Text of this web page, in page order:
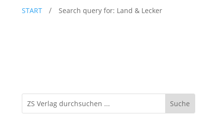
START Search query for: Land & Lecker